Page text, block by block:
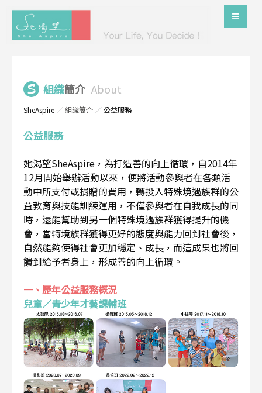
組織簡介 About
SheAspire ／組織簡介 ／公益服務
公益服務
她渴望SheAspire，為打造善的向上循環，自2014年
12月開始舉辦活動以來，便將活動參與者在各類活
動中所支付或捐贈的費用，轉投入特殊境遇族群的公
益教育與技能訓練運用，不僅參與者在自我成長的同
時，還能幫助到另一個特殊境遇族群獲得提升的機
會，當特境族群獲得更好的態度與能力回到社會後，
自然能夠使得社會更加穩定、成長，而這成果也將回
饋到給予者身上，形成善的向上循環。
一、歷年公益服務概況
兒童／青少年才藝課輔班